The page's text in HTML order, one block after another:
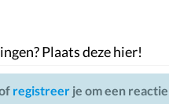
Plaats deze hier!
registreer je om een